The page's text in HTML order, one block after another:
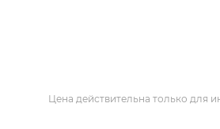
Цена действительна только для